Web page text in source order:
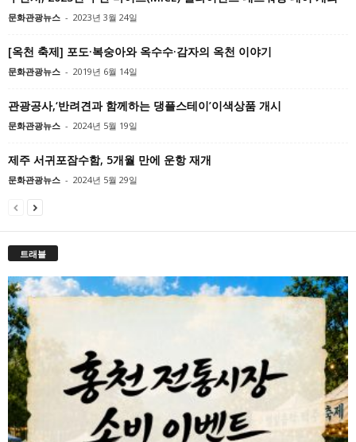
문화관광뉴스 - 2023년 3월 24일
[옥천 축제] 포도·복숭아와 옥수수·감자의 옥천 이야기
문화관광뉴스 - 2019년 6월 14일
관광공사,‘반려견과 함께하는 댕플스테이’이색상품 개시
문화관광뉴스 - 2024년 5월 19일
제주 서귀포잠수함, 5개월 만에 운항 재개
문화관광뉴스 - 2024년 5월 29일
트래블